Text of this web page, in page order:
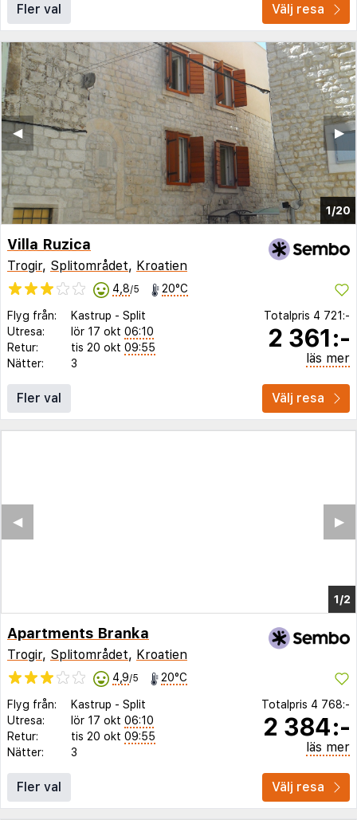
Fler val Välj resa
1/20
▶︎
◀︎
Villa Ruzica
Trogir, Splitområdet, Kroatien
4,8/5 20°C
Flyg från: Kastrup - Split
Utresa:
lör 17 okt 06:10
Retur:
tis 20 okt 09:55
Nätter:
3
Totalpris 4 721:-
2 361:-
läs mer
Fler val Välj resa
Apartments Branka
Trogir, Splitområdet, Kroatien
4,9/5 20°C
Flyg från: Kastrup - Split
Utresa:
lör 17 okt 06:10
Retur:
tis 20 okt 09:55
Nätter:
3
Totalpris 4 768:-
2 384:-
läs mer
Fler val Välj resa